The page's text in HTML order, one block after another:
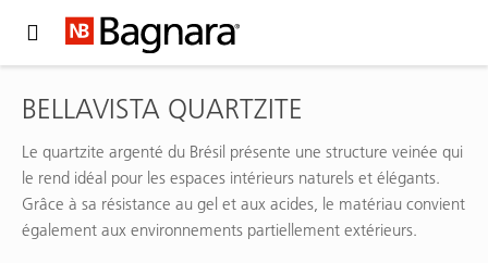
BELLAVISTA QUARTZITE
Le quartzite argenté du Brésil présente une structure veinée qui
le rend idéal pour les espaces intérieurs naturels et élégants.
Grâce à sa résistance au gel et aux acides, le matériau convient
également aux environnements partiellement extérieurs.